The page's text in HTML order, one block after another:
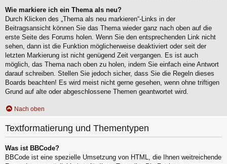
Wie markiere ich ein Thema als neu?
Durch Klicken des „Thema als neu markieren“-Links in der
Beitragsansicht können Sie das Thema wieder ganz nach oben auf die
erste Seite des Forums holen. Wenn Sie den entsprechenden Link nicht
sehen, dann ist die Funktion möglicherweise deaktiviert oder seit der
letzten Markierung ist nicht genügend Zeit vergangen. Es ist auch
möglich, das Thema nach oben zu holen, indem Sie einfach eine Antwort
darauf schreiben. Stellen Sie jedoch sicher, dass Sie die Regeln dieses
Boards beachten! Es wird meist nicht gerne gesehen, wenn ohne triftigen
Grund auf alte oder abgeschlossene Themen geantwortet wird.
Nach oben
Textformatierung und Thementypen
Was ist BBCode?
BBCode ist eine spezielle Umsetzung von HTML, die Ihnen weitreichende